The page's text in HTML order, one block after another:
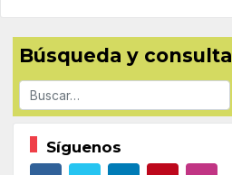
Búsqueda y consulta
Buscar
Síguenos